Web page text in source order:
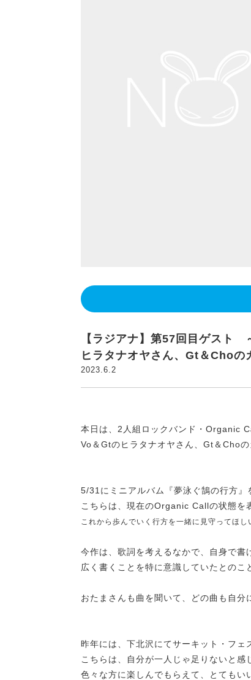
【ラジアナ】第57回目ゲスト
ヒラタナオヤさん、Gt＆Choの
2023.6.2
本日は、2人組ロックバンド・Organic
Vo＆Gtのヒラタナオヤさん、Gt＆Cho
5/31にミニアルバム『夢泳ぐ鵠の行方』
こちらは、現在のOrganic Callの状態を
これから歩んでいく行方を一緒に見守ってほし
今作は、歌詞を考えるなかで、自身で書
広く書くことを特に意識していたとのこ
おたまさんも曲を聞いて、どの曲も自分
昨年には、下北沢にてサーキット・フェ
こちらは、自分が一人じゃ足りないと感
色々な方に楽しんでもらえて、とてもい